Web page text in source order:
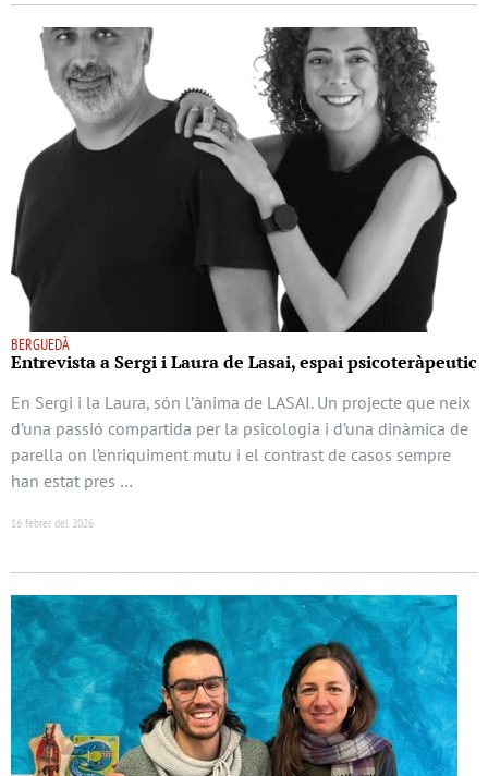
BERGUEDÀ
Entrevista a Sergi i Laura de Lasai, espai psicoteràpeutic
En Sergi i la Laura, són l’ànima de LASAI. Un projecte que neix
d’una passió compartida per la psicologia i d’una dinàmica de
parella on l’enriquiment mutu i el contrast de casos sempre
han estat pres …
16 febrer del 2026